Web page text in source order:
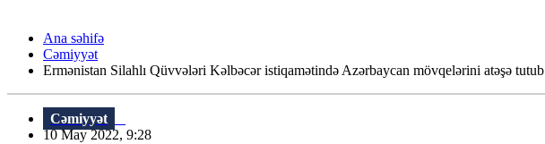
Ana səhifə
Cəmiyyət
Ermənistan Silahlı Qüvvələri Kəlbəcər istiqamətində Azərbaycan mövqelərini atəşə tutub
Cəmiyyət
10 May 2022, 9:28